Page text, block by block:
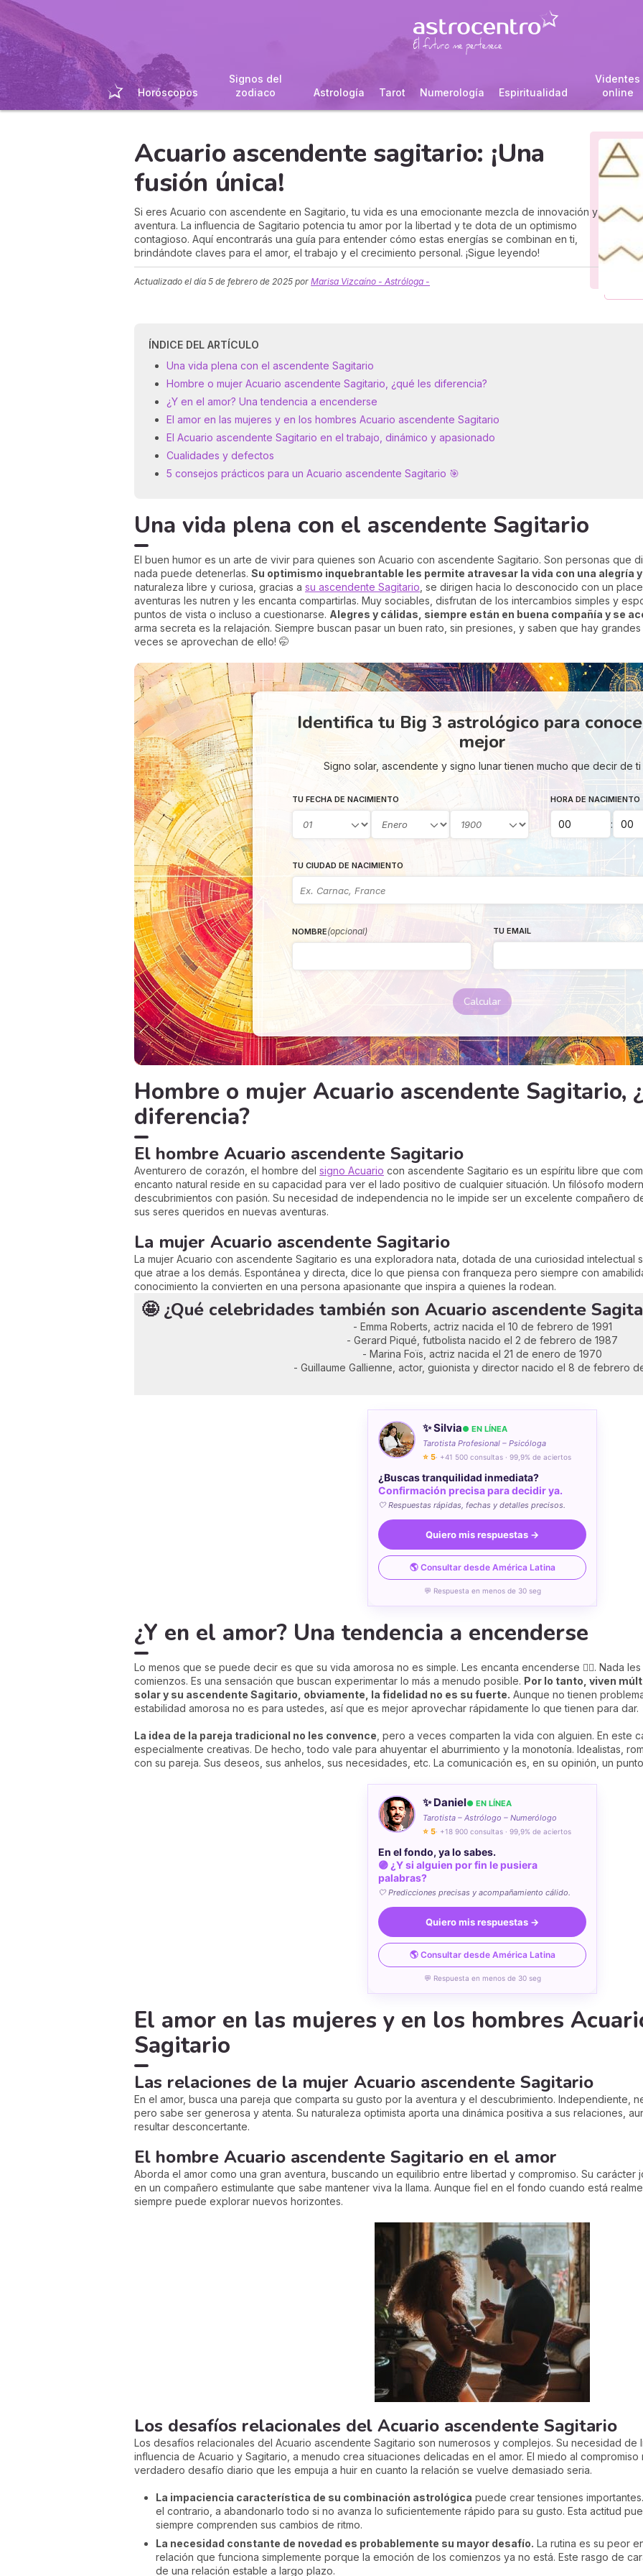
Horóscopos
Signos del
zodiaco
Astrología Tarot Numerología Espiritualidad
Videntes
online
Acuario ascendente sagitario: ¡Una
fusión única!
Si eres Acuario con ascendente en Sagitario, tu vida es una emocionante mezcla de innovación y
aventura. La influencia de Sagitario potencia tu amor por la libertad y te dota de un optimismo
contagioso. Aquí encontrarás una guía para entender cómo estas energías se combinan en ti,
brindándote claves para el amor, el trabajo y el crecimiento personal. ¡Sigue leyendo!
Actualizado el día 5 de febrero de 2025 por Marisa Vizcaíno - Astróloga -
ÍNDICE DEL ARTÍCULO
Una vida plena con el ascendente Sagitario
Hombre o mujer Acuario ascendente Sagitario, ¿qué les diferencia?
¿Y en el amor? Una tendencia a encenderse
El amor en las mujeres y en los hombres Acuario ascendente Sagitario
El Acuario ascendente Sagitario en el trabajo, dinámico y apasionado
Cualidades y defectos
5 consejos prácticos para un Acuario ascendente Sagitario 🎯
Una vida plena con el ascendente Sagitario
El buen humor es un arte de vivir para quienes son Acuario con ascendente Sagitario. Son personas que
nada puede detenerlas. Su optimismo inquebrantable les permite atravesar la vida con una alegría
naturaleza libre y curiosa, gracias a su ascendente Sagitario , se dirigen hacia lo desconocido con un
aventuras les nutren y les encanta compartirlas. Muy sociables, disfrutan de los intercambios simples y
puntos de vista o incluso a cuestionarse. Alegres y cálidas, siempre están en buena compañía y se
arma secreta es la relajación. Siempre buscan pasar un buen rato, sin presiones, y saben que hay
veces se aprovechan de ello! 🤭
Identifica tu Big 3 astrológico para
mejor
Signo solar, ascendente y signo lunar tienen mucho que decir de ti
TU FECHA DE NACIMIENTO HORA DE NACIMIENTO
:
TU CIUDAD DE NACIMIENTO
NOMBRE(opcional) TU EMAIL
Calcular
Hombre o mujer Acuario ascendente Sagitario,
diferencia?
El hombre Acuario ascendente Sagitario
Aventurero de corazón, el hombre del signo Acuario con ascendente Sagitario es un espíritu libre que
encanto natural reside en su capacidad para ver el lado positivo de cualquier situación. Un filósofo
descubrimientos con pasión. Su necesidad de independencia no le impide ser un excelente compañero
sus seres queridos en nuevas aventuras.
La mujer Acuario ascendente Sagitario
La mujer Acuario con ascendente Sagitario es una exploradora nata, dotada de una curiosidad intelectual
que atrae a los demás. Espontánea y directa, dice lo que piensa con franqueza pero siempre con
conocimiento la convierten en una persona apasionante que inspira a quienes la rodean.
🤩 ¿Qué celebridades también son Acuario ascendente
- Emma Roberts, actriz nacida el 10 de febrero de 1991
- Gerard Piqué, futbolista nacido el 2 de febrero de 1987
- Marina Foïs, actriz nacida el 21 de enero de 1970
- Guillaume Gallienne, actor, guionista y director nacido el 8 de febrero
✨ Silvia● EN LÍNEA
Tarotista Profesional – Psicóloga
⭐ 5· +41 500 consultas · 99,9% de aciertos
¿Buscas tranquilidad inmediata?
Confirmación precisa para decidir ya.
🤍 Respuestas rápidas, fechas y detalles precisos.
Quiero mis respuestas →
🌎 Consultar desde América Latina
💬 Respuesta en menos de 30 seg
¿Y en el amor? Una tendencia a encenderse
Lo menos que se puede decir es que su vida amorosa no es simple. Les encanta encenderse ❤️‍🔥. Nada
comienzos. Es una sensación que buscan experimentar lo más a menudo posible. Por lo tanto, viven
solar y su ascendente Sagitario, obviamente, la fidelidad no es su fuerte. Aunque no tienen
estabilidad amorosa no es para ustedes, así que es mejor aprovechar rápidamente lo que tienen para dar.
La idea de la pareja tradicional no les convence , pero a veces comparten la vida con alguien. En este
especialmente creativas. De hecho, todo vale para ahuyentar el aburrimiento y la monotonía. Idealistas,
con su pareja. Sus deseos, sus anhelos, sus necesidades, etc. La comunicación es, en su opinión, un
✨ Daniel● EN LÍNEA
Tarotista – Astrólogo – Numerólogo
⭐ 5· +18 900 consultas · 99,9% de aciertos
En el fondo, ya lo sabes.
🟣 ¿Y si alguien por fin le pusiera
palabras?
🤍 Predicciones precisas y acompañamiento cálido.
Quiero mis respuestas →
🌎 Consultar desde América Latina
💬 Respuesta en menos de 30 seg
El amor en las mujeres y en los hombres
Sagitario
Las relaciones de la mujer Acuario ascendente Sagitario
En el amor, busca una pareja que comparta su gusto por la aventura y el descubrimiento. Independiente,
pero sabe ser generosa y atenta. Su naturaleza optimista aporta una dinámica positiva a sus relaciones,
resultar desconcertante.
El hombre Acuario ascendente Sagitario en el amor
Aborda el amor como una gran aventura, buscando un equilibrio entre libertad y compromiso. Su carácter
en un compañero estimulante que sabe mantener viva la llama. Aunque fiel en el fondo cuando está
siempre puede explorar nuevos horizontes.
Los desafíos relacionales del Acuario ascendente Sagitario
Los desafíos relacionales del Acuario ascendente Sagitario son numerosos y complejos. Su necesidad
influencia de Acuario y Sagitario, a menudo crea situaciones delicadas en el amor. El miedo al
verdadero desafío diario que les empuja a huir en cuanto la relación se vuelve demasiado seria.
La impaciencia característica de su combinación astrológica puede crear tensiones
el contrario, a abandonarlo todo si no avanza lo suficientemente rápido para su gusto. Esta actitud
siempre comprenden sus cambios de ritmo.
La necesidad constante de novedad es probablemente su mayor desafío. La rutina es su peor
relación que funciona simplemente porque la emoción de los comienzos ya no está. Este rasgo de
de una relación estable a largo plazo.